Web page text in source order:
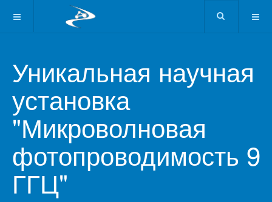
Уникальная научная
установка
"Микроволновая
фотопроводимость 9
ГГЦ"